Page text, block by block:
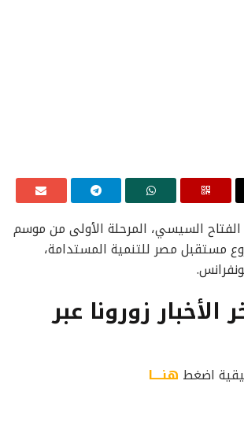
السيسي، المرحلة الأولى من موسم
مستقبل مصر للتنمية المستدامة،
الأخبار زورونا عبر
اضغط هنــــا